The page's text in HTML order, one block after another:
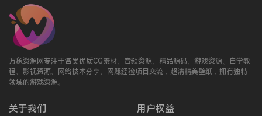
万象资源网专注于各类优质CG素材、音频资源、精品源码、游戏资源、自学教
程、影视资源、网络技术分享、网赚经验项目交流，超清精美壁纸，拥有独特
领域的游戏资源。
关于我们 用户权益